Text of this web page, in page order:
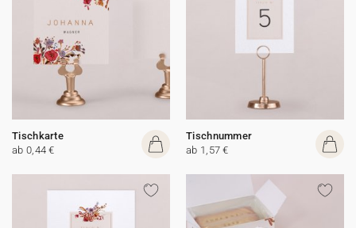
Tischkarte
ab 0,44 €
Tischnummer
ab 1,57 €